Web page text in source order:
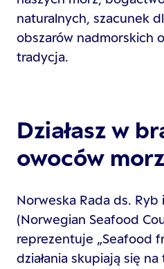
naturalnych, szacunek
obszarów nadmorskich
tradycja.
Działasz w
owoców
Norweska Rada ds.
(Norwegian Seafood
reprezentuje „Seafood
działania skupiają się